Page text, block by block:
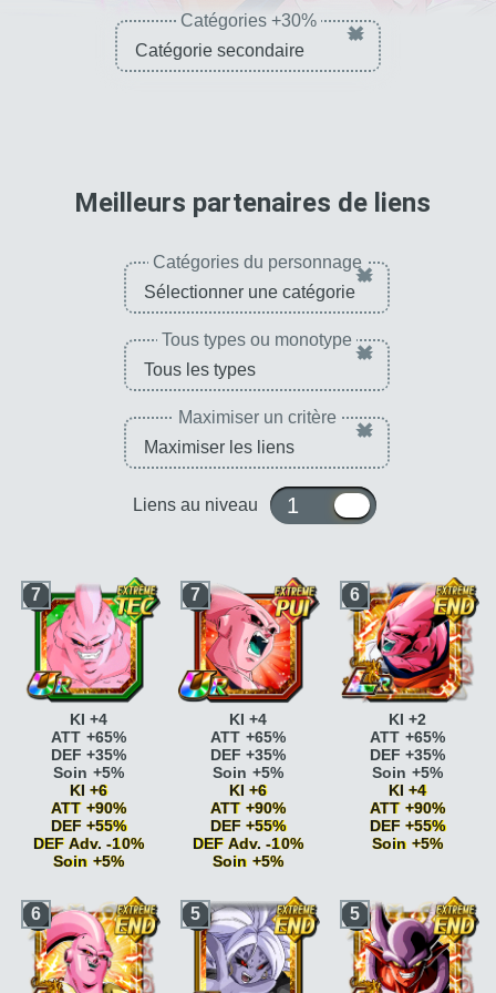
Catégories +30% ×
Meilleurs partenaires de liens
Catégories du personnage×
Tous types ou monotype ×
Maximiser un critère ×
Liens au niveau 1 ou 10
7
époustouflanteKI
+2
Vitesse
époustouflanteKI
+2 DEF +5%
KI +4
ATT +65%
DEF +35%
Soin +5%
KI +6
ATT +90%
DEF +55%
DEF Adv. -10%
Soin +5%
7
Vitesse
époustouflanteKI
+2
Vitesse
époustouflante
+2 DEF +5%
KI +4
ATT +65%
DEF +35%
Soin +5%
KI +6
ATT +90%
DEF +55%
DEF Adv. -10%
Soin +5%
6
époustouflanteKI
+2
Vitesse
époustouflanteKI
+2 DEF +5%
Combat acharnéATT
KI +2
ATT +65%
DEF +35%
Soin +5%
KI +4
ATT +90%
DEF +55%
Soin +5%
6 5 5